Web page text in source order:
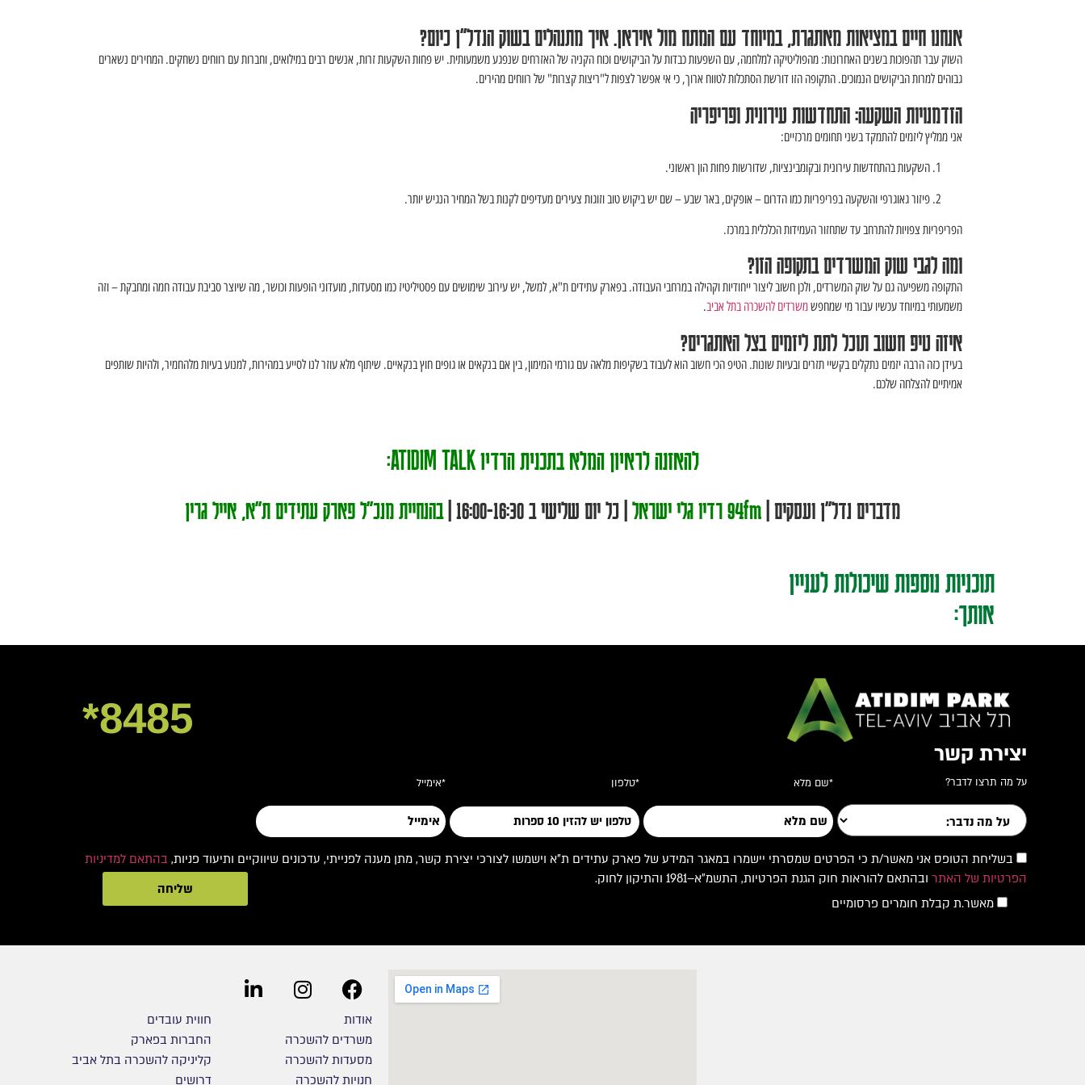
אנחנו חיים במציאות מאתגרת, במיוחד עם המתח מול איראן. איך מתנהלים בשוק הנדל"ן כיום?
השוק עבר תהפוכות בשנים האחרונות: מהפוליטיקה למלחמה, עם השפעות כבדות על הביקושים וכוח הקניה של האזרחים שנפגע משמעותית. יש פחות השקעות זרות, אנשים רבים במילואים, וחברות עם רווחים נשחקים. המחירים נשארים
גבוהים למרות הביקושים הנמוכים. התקופה הזו דורשת הסתכלות לטווח ארוך, כי אי אפשר לצפות ל"ריצות קצרות" של רווחים מהירים.
הזדמנויות השקעה: התחדשות עירונית ופריפריה
אני ממליץ ליזמים להתמקד בשני תחומים מרכזיים:
השקעות בהתחדשות עירונית ובקומבינציות, שדורשות פחות הון ראשוני.
פיזור גאוגרפי והשקעה בפריפריות כמו הדרום – אופקים, באר שבע – שם יש ביקוש טוב וזוגות צעירים מעדיפים לקנות בשל המחיר הנגיש יותר.
הפריפריות צפויות להתרחב עד שתחזור העמידות הכלכלית במרכז.
ומה לגבי שוק המשרדים בתקופה הזו?
התקופה משפיעה גם על שוק המשרדים, ולכן חשוב ליצור ייחודיות וקהילה במרחבי העבודה. בפארק עתידים ת"א, למשל, יש עירוב שימושים עם פסטיליטיז כמו מסעדות, מועדוני הופעות וכושר, מה שיוצר סביבת עבודה חמה ומחבקת – וזה
משמעותי במיוחד עכשיו עבור מי שמחפשמשרדים להשכרה בתל אביב.
איזה טיפ חשוב תוכל לתת ליזמים בצל האתגרים?
בעידן כזה הרבה יזמים נתקלים בקשיי תזרים ובעיות שונות. הטיפ הכי חשוב הוא לעבוד בשקיפות מלאה עם גורמי המימון, בין אם בנקאים או גופים חוץ בנקאיים. שיתוף מלא עוזר לנו לסייע במהירות, למנוע בעיות מלהחמיר, ולהיות שותפים
אמיתיים להצלחה שלכם.
להאזנה לראיון המלא בתכנית הרדיו ATIDIM TALK:
מדברים נדל"ן ועסקים | 94fm רדיו גלי ישראל | כל יום שלישי ב 16:00-16:30 | בהנחיית מנכ"ל פארק עתידים ת"א, אייל גרין
תוכניות נוספות שיכולות לעניין
אותך:
8485*
יצירת קשר
על מה תרצו לדבר? *שם מלא *טלפון *אימייל
בשליחת הטופס אני מאשר/ת כי הפרטים שמסרתי יישמרו במאגר המידע של פארק עתידים ת"א וישמשו לצורכי יצירת קשר, מתן מענה לפנייתי, עדכונים שיווקיים ותיעוד פניות, בהתאם למדיניות
הפרטיות של האתר ובהתאם להוראות חוק הגנת הפרטיות, התשמ"א–1981 והתיקון לחוק.
מאשר.ת קבלת חומרים פרסומיים
שליחה
אודות
משרדים להשכרה
מסעדות להשכרה
חנויות להשכרה
חווית עובדים
החברות בפארק
קליניקה להשכרה בתל אביב
דרושים